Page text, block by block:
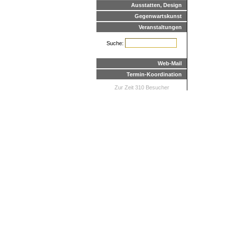
Ausstatten, Design
Gegenwartskunst
Veranstaltungen
Suche:
Web-Mail
Termin-Koordination
Zur Zeit 310 Besucher